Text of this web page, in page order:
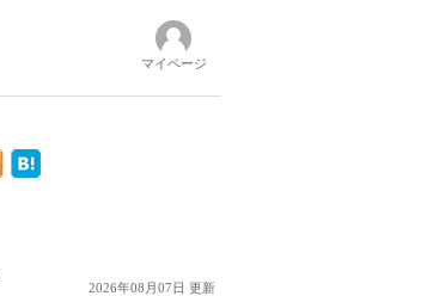
マイページ
2026年08月07日 更新